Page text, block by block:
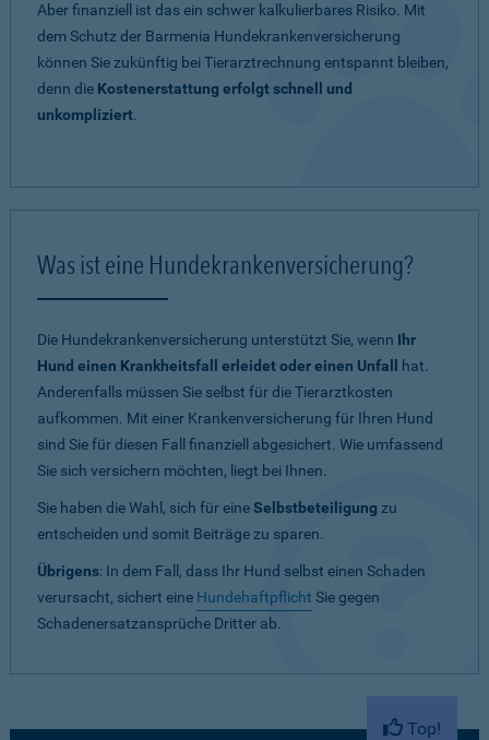
Aber finanziell ist das ein schwer kalkulierbares Risiko. Mit
dem Schutz der Barmenia Hundekrankenversicherung
können Sie zukünftig bei Tierarztrechnung entspannt bleiben,
denn die Kostenerstattung erfolgt schnell und
unkompliziert.
Was ist eine Hundekrankenversicherung?
Die Hundekrankenversicherung unterstützt Sie, wenn Ihr
Hund einen Krankheitsfall erleidet oder einen Unfall
hat.
Anderenfalls müssen Sie selbst für die Tierarztkosten
aufkommen. Mit einer Krankenversicherung für Ihren Hund
sind Sie für diesen Fall finanziell abgesichert. Wie umfassend
Sie sich versichern möchten, liegt bei Ihnen.
Sie haben die Wahl, sich für eineSelbstbeteiligung zu
entscheiden und somit Beiträge zu sparen.
Übrigens: In dem Fall, dass Ihr Hund selbst einen Schaden
verursacht, sichert eine Hundehaftpflicht Sie gegen
Schadenersatzansprüche Dritter ab.
Top!